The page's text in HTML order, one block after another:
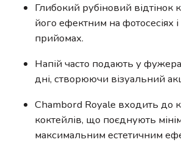
Глибокий рубіновий відтінок
його ефектним на фотосесіях
прийомах.
Напій часто подають у
дні, створюючи візуальний
Chambord Royale входить до
коктейлів, що поєднують
максимальним естетичним